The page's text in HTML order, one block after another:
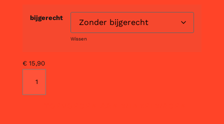
bijgerecht
Wissen
€15,90